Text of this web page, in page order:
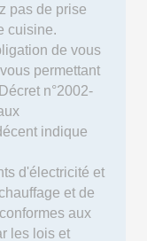
pas de prise
cuisine.
de vous
permettant
n°2002-
indique
d'électricité et
et de
aux
les lois et